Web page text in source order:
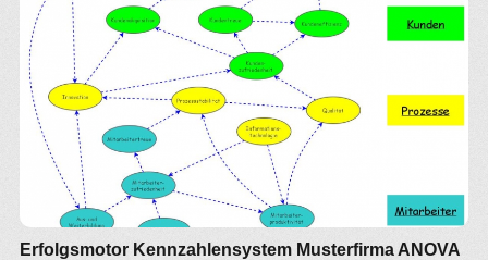
Erfolgsmotor Kennzahlensystem Musterfirma ANOVA